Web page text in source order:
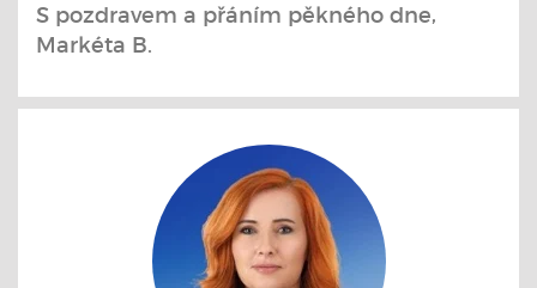
S pozdravem a přáním pěkného dne,
Markéta B.